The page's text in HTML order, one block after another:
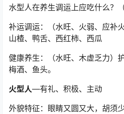
水型人在养生调运上应吃什么？
补运调运：（水旺、火弱、应补
山楂、鸭舌、西红柿、西瓜
健康养生：（水旺、木虚乏力）
梅酒、鱼头。
火型人—有礼、积极、主动
外貌特征：眼睛又圆又大，胡须